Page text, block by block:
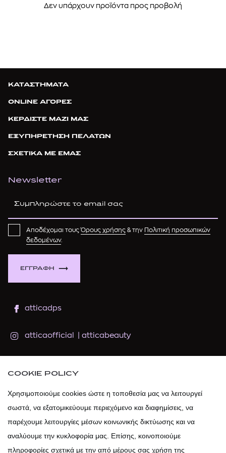
Δεν υπάρχουν προϊόντα προς προβολή
ΚΑΤΑΣΤΗΜΑΤΑ
ONLINE ΑΓΟΡΕΣ
ΚΕΡΔΙΣΤΕ ΜΑΖΙ ΜΑΣ
ΕΞΥΠΗΡΕΤΗΣΗ ΠΕΛΑΤΩΝ
ΣΧΕΤΙΚΑ ΜΕ ΕΜΑΣ
Newsletter
ΕΓΓΡΑΦΗ
Αποδέχομαι τουςΌρους χρήσης & την Πολιτική προσωπικών
δεδομένων.
atticadps
atticaofficial atticabeauty
atticadps
COOKIE POLICY
Χρησιμοποιούμε cookies ώστε η τοποθεσία μας να λειτουργεί
σωστά, να εξατομικεύουμε περιεχόμενο και διαφημίσεις, να
παρέχουμε λειτουργίες μέσων κοινωνικής δικτύωσης και να
αναλύουμε την κυκλοφορία μας. Επίσης, κοινοποιούμε
πληροφορίες σχετικά με την από μέρους σας χρήση της